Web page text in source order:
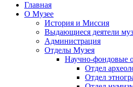
Главная
О Музее
История и Миссия
Выдающиеся деятели
Администрация
Отделы Музея
Научно-фондовые
Отдел
Отдел